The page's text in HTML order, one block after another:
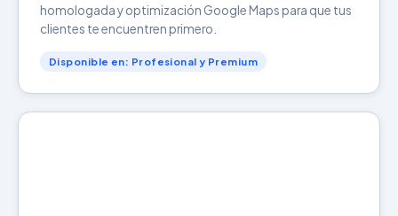
homologada y optimización Google Maps para que tus
clientes te encuentren primero.
Disponible en: Profesional y Premium